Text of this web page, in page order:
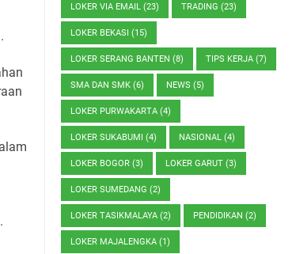
LOKER VIA EMAIL (23) TRADING (23)
LOKER BEKASI (15)
LOKER SERANG BANTEN (8) TIPS KERJA (7)
SMA DAN SMK (6) NEWS (5)
LOKER PURWAKARTA (4)
LOKER SUKABUMI (4) NASIONAL (4)
LOKER BOGOR (3) LOKER GARUT (3)
LOKER SUMEDANG (2)
LOKER TASIKMALAYA (2) PENDIDIKAN (2)
LOKER MAJALENGKA (1)